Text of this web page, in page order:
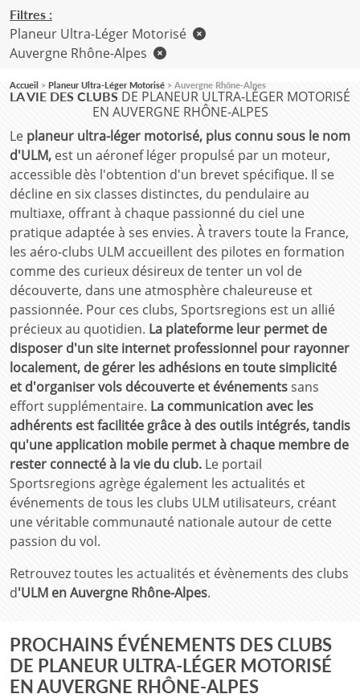
LA VIE DES CLUBS DE PLANEUR ULTRA-LÉGER MOTORISÉ
EN AUVERGNE RHÔNE-ALPES
Le planeur ultra-léger motorisé, plus connu sous le nom
d'ULM, est un aéronef léger propulsé par un moteur,
accessible dès l'obtention d'un brevet spécifique. Il se
décline en six classes distinctes, du pendulaire au
multiaxe, offrant à chaque passionné du ciel une
pratique adaptée à ses envies. À travers toute la France,
les aéro-clubs ULM accueillent des pilotes en formation
comme des curieux désireux de tenter un vol de
découverte, dans une atmosphère chaleureuse et
passionnée. Pour ces clubs, Sportsregions est un allié
précieux au quotidien. La plateforme leur permet de
disposer d'un site internet professionnel pour rayonner
localement, de gérer les adhésions en toute simplicité
et d'organiser vols découverte et événementssans
effort supplémentaire. La communication avec les
adhérents est facilitée grâce à des outils intégrés, tandis
qu'une application mobile permet à chaque membre de
rester connecté à la vie du club. Le portail
Sportsregions agrège également les actualités et
événements de tous les clubs ULM utilisateurs, créant
une véritable communauté nationale autour de cette
passion du vol.
Retrouvez toutes les actualités et évènements des clubs
d'ULM en Auvergne Rhône-Alpes.
PROCHAINS ÉVÉNEMENTS DES CLUBS
DE PLANEUR ULTRA-LÉGER MOTORISÉ
EN AUVERGNE RHÔNE-ALPES
Filtres :
Planeur Ultra-Léger Motorisé
Auvergne Rhône-Alpes
Accueil Planeur Ultra-Léger Motorisé Auvergne Rhône-Alpes